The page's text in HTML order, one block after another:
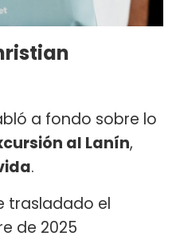
a fondo sobre lo
al Lanín,
.
trasladado el
de 2025